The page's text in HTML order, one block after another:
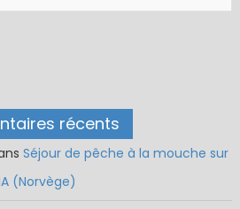
récents
Séjour de pêche à la mouche sur
(Norvège)